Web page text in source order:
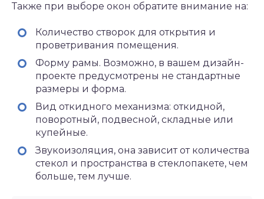
Также при выборе окон обратите внимание на:
Количество створок для открытия и
проветривания помещения.
Форму рамы. Возможно, в вашем дизайн-
проекте предусмотрены не стандартные
размеры и форма.
Вид откидного механизма: откидной,
поворотный, подвесной, складные или
купейные.
Звукоизоляция, она зависит от количества
стекол и пространства в стеклопакете, чем
больше, тем лучше.